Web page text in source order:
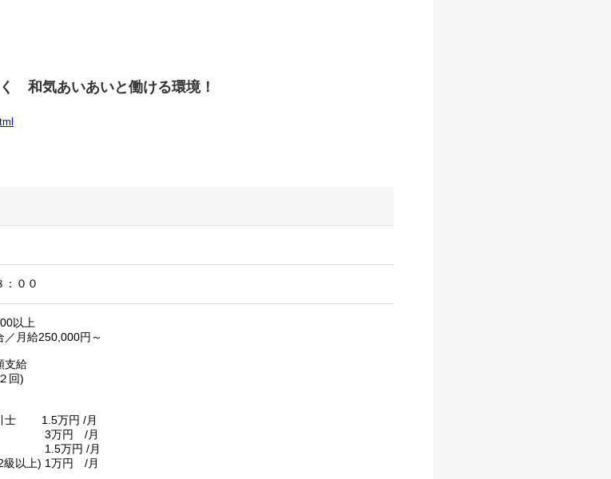
和気あいあいと働ける環境！
：００
以上
月給250,000円～
支給
回)
引士 1.5万円 /月
士 3万円 /月
1.5万円 /月
級以上) 1万円 /月